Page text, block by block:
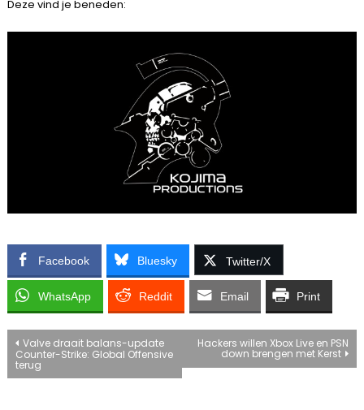
Deze vind je beneden:
Facebook Bluesky Twitter/X
WhatsApp Reddit Email Print
Bericht
navigatie
Valve draait balans-update
Counter-Strike: Global Offensive
terug
Hackers willen Xbox Live en PSN
down brengen met Kerst